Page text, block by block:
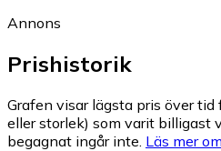
Annons
Prishistorik
Grafen visar lägsta pris över
eller storlek) som varit billigast
begagnat ingår inte. Läs mer